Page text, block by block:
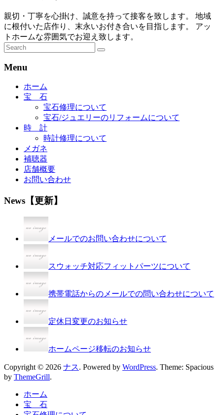
親切・丁寧を心掛け、誠意を持って接客を致します。 地域
に根付いた店作り、末永いお付き合いを目指します。 アッ
トホームな雰囲気でお迎え致します。
Menu
ホーム
宝 石
宝石修理について
宝石/ジュエリーのリフォームについて
時 計
時計修理について
メガネ
補聴器
店舗概要
お問い合わせ
News【更新】
メールでのお問い合わせについて
スウォッチ対応フィットパーツについて
携帯電話からのメールでの問い合わせについて
定休日変更のお知らせ
ホームページ移転のお知らせ
Copyright © 2026 ナス. Powered by WordPress. Theme: Spacious
by ThemeGrill.
ホーム
宝 石